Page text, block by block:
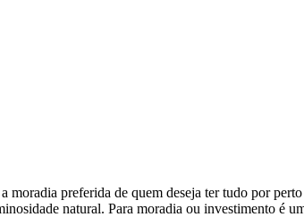
preferida de quem deseja ter tudo por
natural. Para moradia ou investimento é